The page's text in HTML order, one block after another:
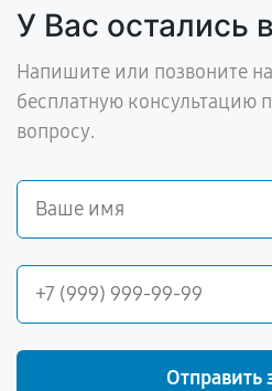
У Вас остались
Напишите или позвоните
бесплатную консультацию
вопросу.
Отправить